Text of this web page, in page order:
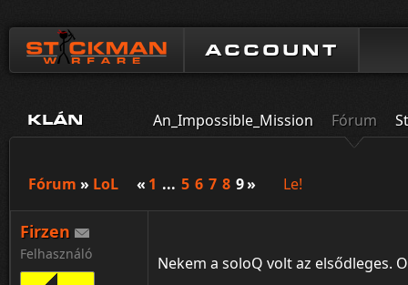
ACCOUNT
KLÁN An_Impossible_Mission Fórum
Fórum » LoL « 1 ... 5 6 7 8 9» Le!
Firzen
Felhasználó Nekem a soloQ volt az elsődleges.